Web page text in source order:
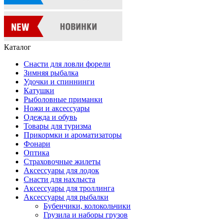
Каталог
Снасти для ловли форели
Зимняя рыбалка
Удочки и спиннинги
Катушки
Рыболовные приманки
Ножи и аксессуары
Одежда и обувь
Товары для туризма
Прикормки и ароматизаторы
Фонари
Оптика
Страховочные жилеты
Аксессуары для лодок
Снасти для нахлыста
Аксессуары для троллинга
Аксессуары для рыбалки
Бубенчики, колокольчики
Грузила и наборы грузов